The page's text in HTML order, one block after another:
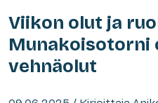
Viikon olut ja
Munakoisotorni
vehnäolut